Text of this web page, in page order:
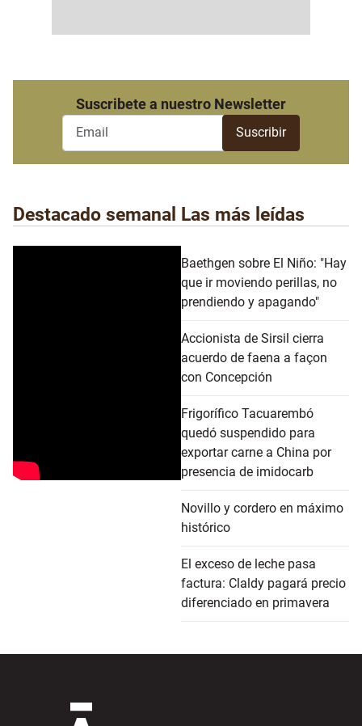
Suscribete a nuestro Newsletter
Destacado semanal Las más leídas
Baethgen sobre El Niño: "Hay
que ir moviendo perillas, no
prendiendo y apagando"
Accionista de Sirsil cierra
acuerdo de faena a façon
con Concepción
Frigorífico Tacuarembó
quedó suspendido para
exportar carne a China por
presencia de imidocarb
Novillo y cordero en máximo
histórico
El exceso de leche pasa
factura: Claldy pagará precio
diferenciado en primavera